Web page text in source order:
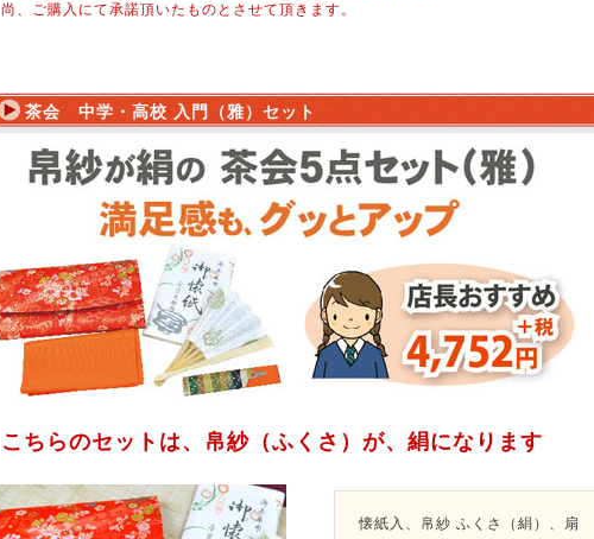
尚、ご購入にて承諾頂いたものとさせて頂きます。
茶会 中学・高校 入門（雅）セット
こちらのセットは、帛紗（ふくさ）が、絹になります
懐紙入、帛紗 ふくさ（絹）、扇